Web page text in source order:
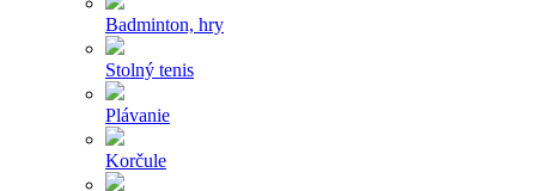
Badminton, hry
Stolný tenis
Plávanie
Korčule